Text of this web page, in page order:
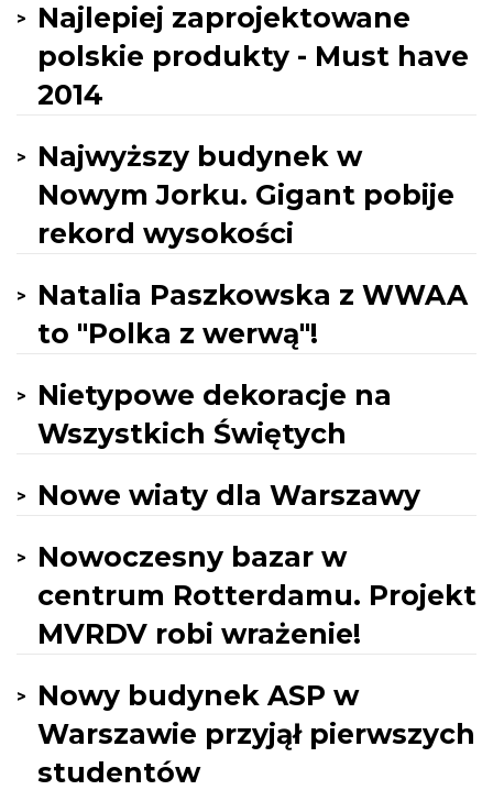
Najlepiej zaprojektowane
polskie produkty - Must have
2014
Najwyższy budynek w
Nowym Jorku. Gigant pobije
rekord wysokości
Natalia Paszkowska z WWAA
to "Polka z werwą"!
Nietypowe dekoracje na
Wszystkich Świętych
Nowe wiaty dla Warszawy
Nowoczesny bazar w
centrum Rotterdamu. Projekt
MVRDV robi wrażenie!
Nowy budynek ASP w
Warszawie przyjął pierwszych
studentów